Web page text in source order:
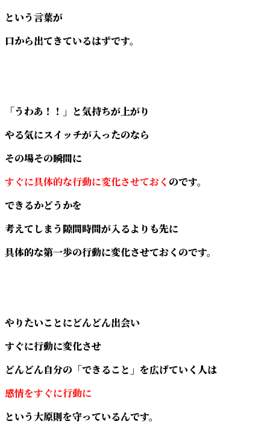
という言葉が
口から出てきているはずです。
「うわあ！！」と気持ちが上がり
やる気にスイッチが入ったのなら
その場その瞬間に
すぐに具体的な行動に変化させておく のです。
できるかどうかを
考えてしまう隙間時間が入るよりも先に
具体的な第一歩の行動に変化させておくのです。
やりたいことにどんどん出会い
すぐに行動に変化させ
どんどん自分の「できること」を広げていく人は
感情をすぐに行動に
という大原則を守っているんです。